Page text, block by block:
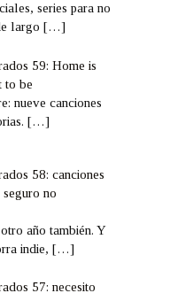
series para no
largo[…]
59: Home is
to be
nueve canciones
[…]
58: canciones
no
año también. Y
indie,[…]
57: necesito